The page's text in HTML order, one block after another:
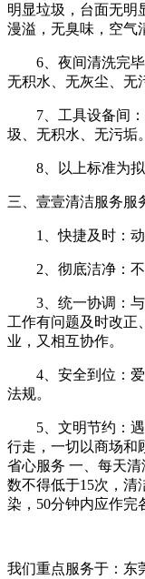
明显垃圾，台面无明
漫溢，无臭味，空气
6、夜间清洗完毕
无积水、无灰尘、无
7、工具设备间：
圾、无积水、无污垢。
8、以上标准为拟
三、壹壹清洁服务服
1、快捷及时：动
2、彻底洁净：不
3、统一协调：与
工作有问题及时改正
业，又相互协作。
4、安全到位：爱
法规。
5、文明节约：遇
行走，一切以商场和
省心服务 一、每天
数不得低于15次，清
染，50分钟内应作完
我们重点服务于：东